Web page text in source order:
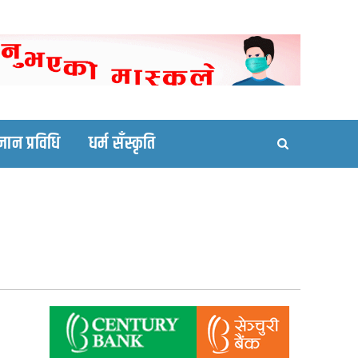
site
प्रविधि धर्म सँस्कृति